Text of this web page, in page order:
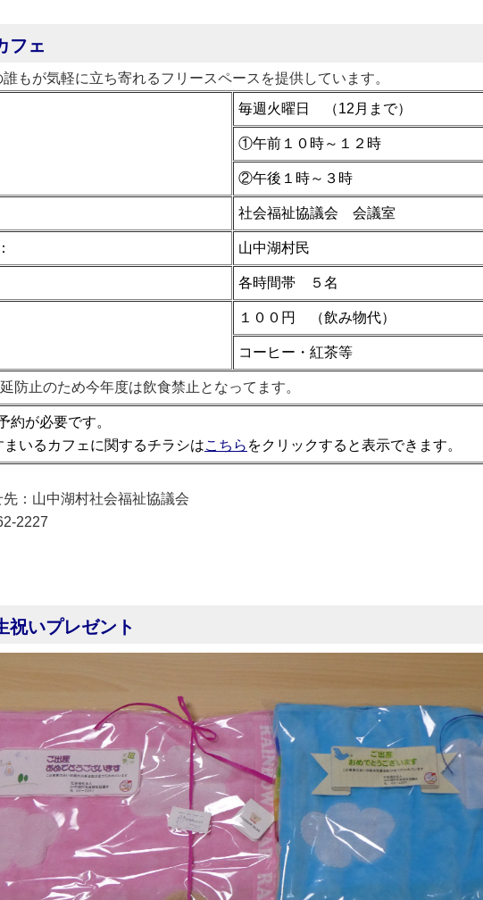
フェ
もが気軽に立ち寄れるフリースペースを提供しています。
毎週火曜日 （12月まで）
①午前１０時～１２時
②午後１時～３時
社会福祉協議会 会議室
山中湖村民
各時間帯 ５名
１００円 （飲み物代）
コーヒー・紅茶等
防止のため今年度は飲食禁止となってます。
約が必要です。
まいるカフェに関するチラシはこちら をクリックすると表示できます。
：山中湖村社会福祉協議会
2227
祝いプレゼント